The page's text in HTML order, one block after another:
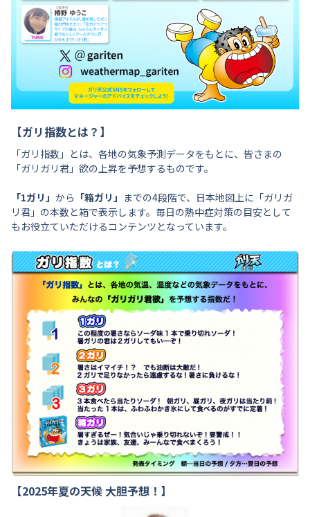
【ガリ指数とは？】
「ガリ指数」とは、各地の気象予測データをもとに、皆さまの
「ガリガリ君」欲の上昇を予想するものです。
「1ガリ」 から 「箱ガリ」 までの4段階で、日本地図上に「ガリガ
リ君」の本数と箱で表示します。毎日の熱中症対策の目安として
もお役立ていただけるコンテンツとなっています。
【2025年夏の天候 大胆予想！】